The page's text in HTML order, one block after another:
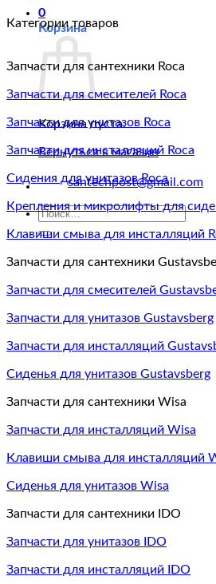
0
Корзина
Корзина пуста.
Вернуться в магазин
santechpost@gmail.com
Искать:
Категории товаров
Запчасти для сантехники Roca
Запчасти для смесителей Roca
Запчасти для унитазов Roca
Запчасти для инсталляций Roca
Сидения для унитазов Roca
Крепления и микролифты для
Клавиши смыва для инсталляций
Запчасти для сантехники
Запчасти для смесителей
Запчасти для унитазов Gustavsberg
Запчасти для инсталляций
Сиденья для унитазов Gustavsberg
Запчасти для сантехники Wisa
Запчасти для инсталляций Wisa
Клавиши смыва для инсталляций
Сиденья для унитазов Wisa
Запчасти для сантехники IDO
Запчасти для унитазов IDO
Запчасти для инсталляций IDO